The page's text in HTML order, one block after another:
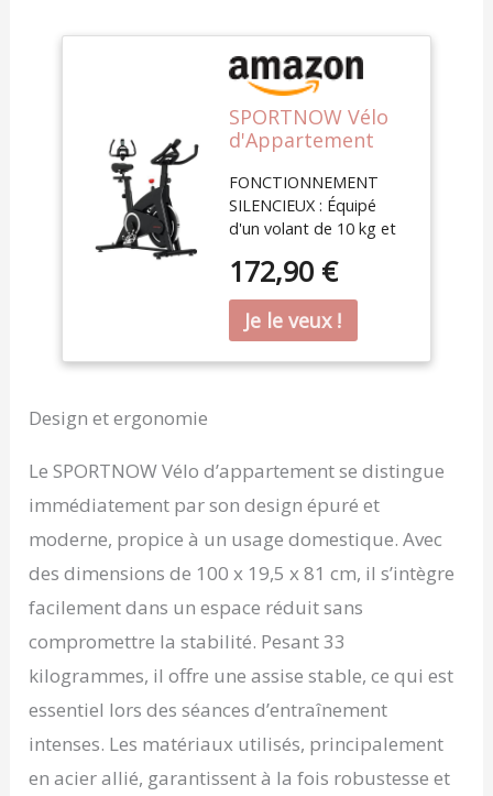
SPORTNOW Vélo
d'Appartement
Silencieux Écran
LCD pour Maison
FONCTIONNEMENT
SILENCIEUX : Équipé
d'un volant de 10 kg et
d'entraînement par
courroie, ce vélo
d'appartement offre une
expérience de cyclisme
fluide et silencieuse.
entourage. RÉSISTANCE
AJUSTABLE : Ce vélo
d'intérieur vous offre une
séance personnalisée
grâce à sa résistance
magnétique modulable
et son dispositif de
sécurité avec arrêt
d'urgence. CONFORT
AJUSTABLE : L'assise
réglable en 8 positions
et le guidon ajustable en
6 positions assurent un
confort optimal. De plus,
172,90 €
Design et ergonomie
Le SPORTNOW Vélo d’appartement se distingue
immédiatement par son design épuré et
moderne, propice à un usage domestique. Avec
des dimensions de 100 x 19,5 x 81 cm, il s’intègre
facilement dans un espace réduit sans
compromettre la stabilité. Pesant 33
kilogrammes, il offre une assise stable, ce qui est
essentiel lors des séances d’entraînement
intenses. Les matériaux utilisés, principalement
en acier allié, garantissent à la fois robustesse et